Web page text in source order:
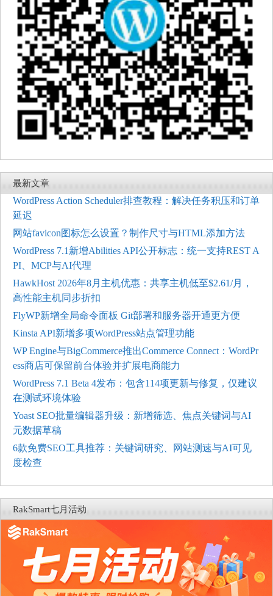
最新文章
WordPress Action Scheduler排查教程：解决任务积压和订单
延迟
网站favicon图标怎么设置？制作尺寸与HTML添加方法
WordPress 7.1新增Abilities API公开标志：统一支持REST A
PI、MCP与AI代理
HawkHost 2026年8月主机优惠：共享主机低至$2.61/月，
高性能主机同步折扣
FlyWP新增全局命令面板 Git部署和服务器开通更方便
Kinsta API新增多项WordPress站点管理功能
WP Engine与BigCommerce推出Commerce Connect：WordPr
ess商店可保留前台体验并扩展电商能力
WordPress 7.1 Beta 4发布：包含114项更新与修复，仅建议
在测试环境体验
Yoast SEO批量编辑器升级：新增筛选、焦点关键词与AI
元数据草稿
6款免费SEO工具推荐：关键词研究、网站测速与AI可见
度检查
RakSmart七月活动